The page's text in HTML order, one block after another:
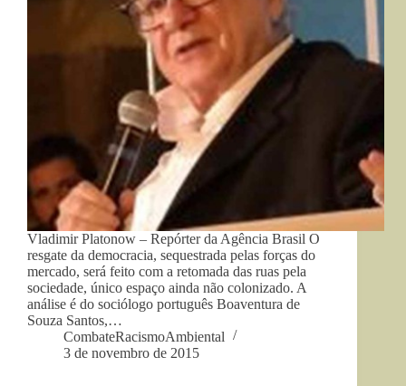
Vladimir Platonow – Repórter da Agência Brasil O
resgate da democracia, sequestrada pelas forças do
mercado, será feito com a retomada das ruas pela
sociedade, único espaço ainda não colonizado. A
análise é do sociólogo português Boaventura de
Souza Santos,…
CombateRacismoAmbiental
3 de novembro de 2015